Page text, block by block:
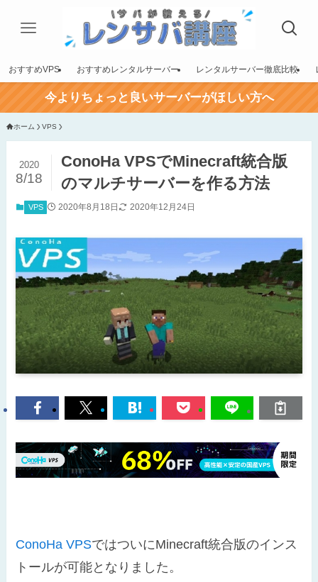
おすすめVPS おすすめレンタルサーバー レンタルサーバー徹底比較
今よりちょっと良いサーバーがほしい方へ
ホーム VPS
ConoHa VPSでMinecraft統合版
のマルチサーバーを作る方法
2020
8/18
VPS 2020年8月18日 2020年12月24日
ConoHa VPSではついにMinecraft統合版のインス
トールが可能となりました。